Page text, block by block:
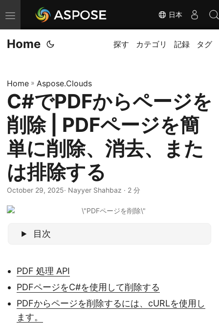
ナ
ビ
ゲ
ョ
ン
の
切
り
替
え
日本
Home 探す カテゴリ 記録 タグ
Home » Aspose.Clouds
C#でPDFからページを
削除 | PDFページを簡
単に削除、消去、また
は排除する
October 29, 2025· Nayyer Shahbaz · 2 分
目次
PDF 処理 API
PDFページをC#を使用して削除する
PDFからページを削除するには、cURLを使用し
ます。